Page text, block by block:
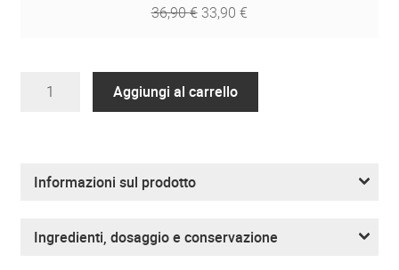
36,90€33,90 €
ZREEN
Aggiungi al carrello
Informazioni sul prodotto
Ingredienti, dosaggio e conservazione